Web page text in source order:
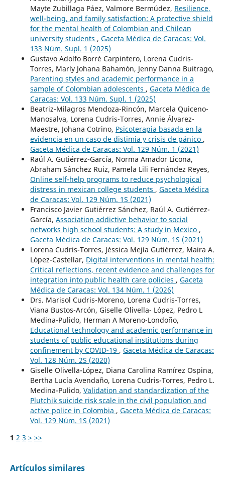
Mayte Zubillaga Páez, Valmore Bermúdez, Resilience,
well-being, and family satisfaction: A protective shield
for the mental health of Colombian and Chilean
university students , Gaceta Médica de Caracas: Vol.
133 Núm. Supl. 1 (2025)
Gustavo Adolfo Borré Carpintero, Lorena Cudris-
Torres, Marly Johana Bahamón, Jenny Danna Buitrago,
Parenting styles and academic performance in a
sample of Colombian adolescents , Gaceta Médica de
Caracas: Vol. 133 Núm. Supl. 1 (2025)
Beatriz-Milagros Mendoza-Rincón, Marcela Quiceno-
Manosalva, Lorena Cudris-Torres, Annie Álvarez-
Maestre, Johana Cotrino, Psicoterapia basada en la
evidencia en un caso de distimia y crisis de pánico ,
Gaceta Médica de Caracas: Vol. 129 Núm. 1 (2021)
Raúl A. Gutiérrez-García, Norma Amador Licona,
Abraham Sánchez Ruiz, Pamela Lili Fernández Reyes,
Online self-help programs to reduce psychological
distress in mexican college students , Gaceta Médica
de Caracas: Vol. 129 Núm. 1S (2021)
Francisco Javier Gutiérrez Sánchez, Raúl A. Gutiérrez-
García, Association addictive behavior to social
networks high school students: A study in Mexico ,
Gaceta Médica de Caracas: Vol. 129 Núm. 1S (2021)
Lorena Cudris-Torres, Jéssica Mejía Gutiérrez, Maira A.
López-Castellar, Digital interventions in mental health:
Critical reflections, recent evidence and challenges for
integration into public health care policies , Gaceta
Médica de Caracas: Vol. 134 Núm. 1 (2026)
Drs. Marisol Cudris-Moreno, Lorena Cudris-Torres,
Viana Bustos-Arcón, Giselle Olivella- López, Pedro L
Medina-Pulido, Herman A Moreno-Londoño,
Educational technology and academic performance in
students of public educational institutions during
confinement by COVID-19 , Gaceta Médica de Caracas:
Vol. 128 Núm. 2S (2020)
Giselle Olivella-López, Diana Carolina Ramírez Ospina,
Bertha Lucía Avendaño, Lorena Cudris-Torres, Pedro L.
Medina-Pulido, Validation and standardization of the
Plutchik suicide risk scale in the civil population and
active police in Colombia , Gaceta Médica de Caracas:
Vol. 129 Núm. 1S (2021)
1 2 3 > >>
Artículos similares